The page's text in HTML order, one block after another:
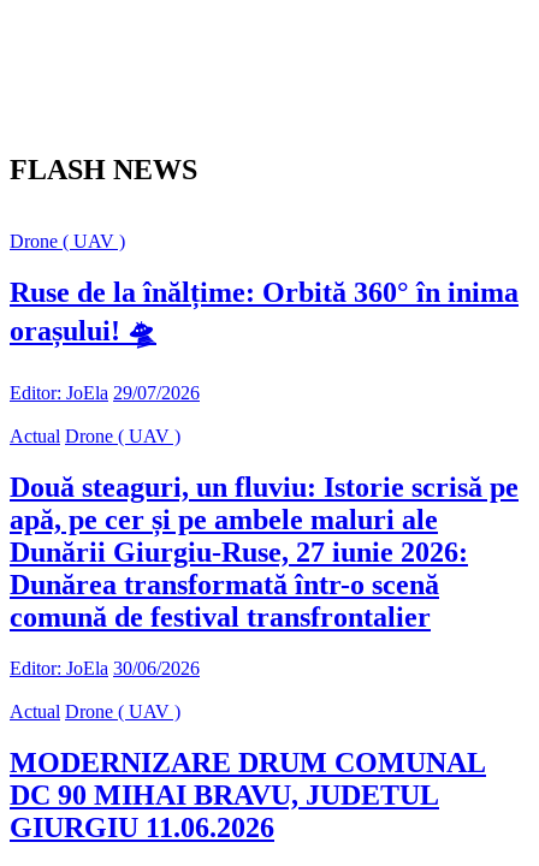
FLASH NEWS
Drone ( UAV )
Ruse de la înălțime: Orbită 360° în inima
orașului! 🛸
Editor: JoEla 29/07/2026
Actual Drone ( UAV )
Două steaguri, un fluviu: Istorie scrisă pe
apă, pe cer și pe ambele maluri ale
Dunării Giurgiu-Ruse, 27 iunie 2026:
Dunărea transformată într-o scenă
comună de festival transfrontalier
Editor: JoEla 30/06/2026
Actual Drone ( UAV )
MODERNIZARE DRUM COMUNAL
DC 90 MIHAI BRAVU, JUDETUL
GIURGIU 11.06.2026